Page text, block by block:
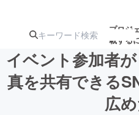
プロジ
載する
注目の新着
イベント参加者
真を共有できる
広